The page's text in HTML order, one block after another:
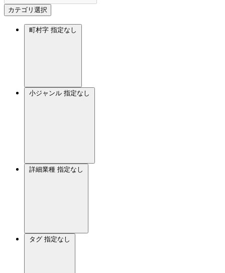
カテゴリ選択
町村字 指定なし
小ジャンル 指定なし
詳細業種 指定なし
タグ 指定なし